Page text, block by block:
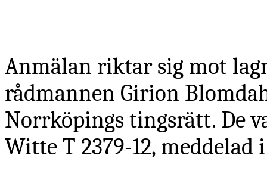
Anmälan riktar sig mot
rådmannen Girion
Norrköpings tingsrätt. De
Witte T 2379-12,